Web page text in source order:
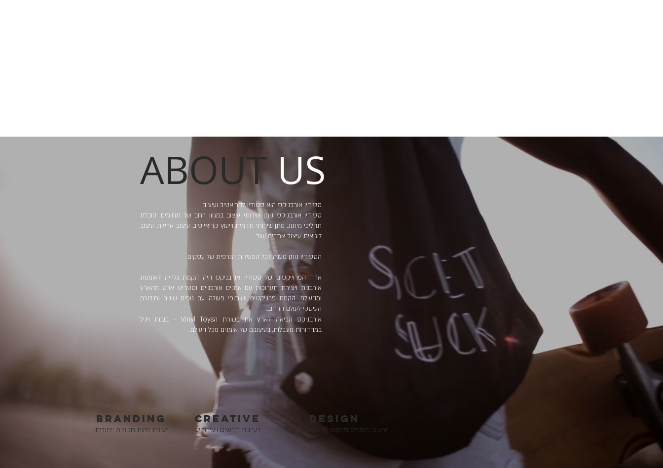
ABOUTUS
סטודיו אורבניקס הוא סטודיו לקריאטיב ועיצוב.
סטודיו אורבניקס נותן שירותי עיצוב במגוון רחב של תחומים: הובלת
תהליכי מיתוג, מתן שירותי תדמית וייעוץ קריאייטיב, עיצוב אריזות, עיצוב
לוגואים, עיצוב אתרים ועוד.
הסטודיו נותן מענה לכל הפעילות הגרפית של עסקים.
אחד הפרוייקטים של סטודיו אורבניקס היה הקמת גלריה לאומנות
אורבנית ויצירת תערוכות עם אמנים אורבניים וסטריט ארט מהארץ
ומהעולם. הקמת פרוייקטים ושיתופי פעולה עם גופים שונים וחיבורם
העיסקי לעולם הרחוב.
אורבניקס הביאה לארץ את בשורת הVinyl Toys - בובות ויניל
במהדורות מוגבלות, בעיצובם של אומנים מכל העולם.
Branding
יצירת זהות חזותית ייחודית
CREATIVE
רעיונות חדשים ויצירתיים
DESIGN
...עיצוב חומרים פרסומיים, עיצוב אתרים